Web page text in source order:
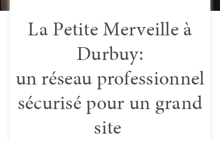
La Petite Merveille à
Durbuy:
un réseau professionnel
sécurisé pour un grand
site